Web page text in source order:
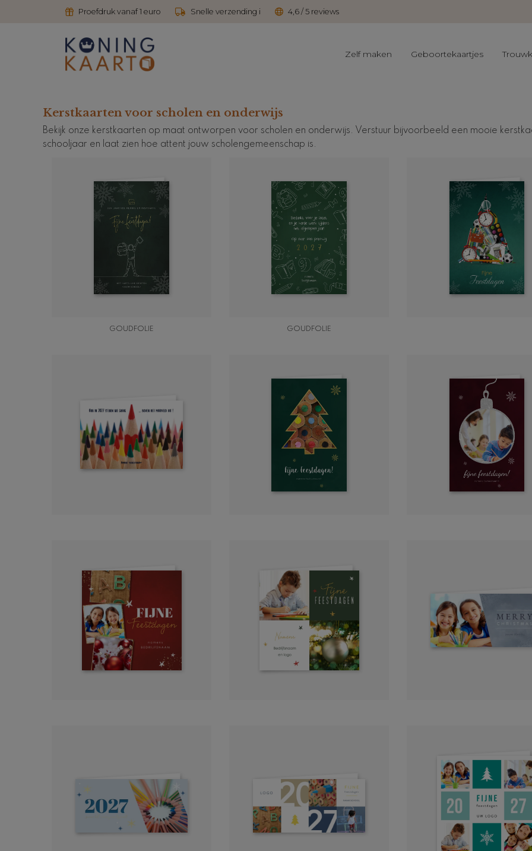
Proefdruk vanaf 1 euro Snelle verzending i 4,6 / 5 reviews
Zelf maken Geboortekaartjes
Kerstkaarten voor scholen en onderwijs
Bekijk onze kerstkaarten op maat ontworpen voor scholen en onderwijs. Verstuur bijvoorbeeld een mooie
schooljaar en laat zien hoe attent jouw scholengemeenschap is.
GOUDFOLIE GOUDFOLIE